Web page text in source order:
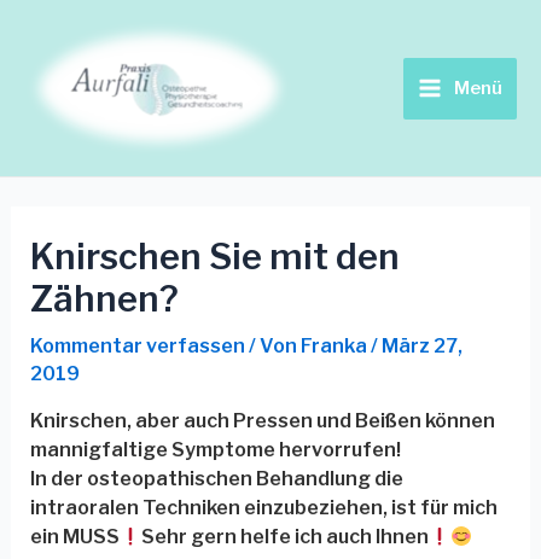
springen
Menu
Menü
Knirschen Sie mit den
Zähnen?
Kommentar verfassen / Von Franka / März 27,
2019
Knirschen, aber auch Pressen und Beißen können
mannigfaltige Symptome hervorrufen!
In der osteopathischen Behandlung die
intraoralen Techniken einzubeziehen, ist für mich
ein MUSS
Sehr gern helfe ich auch Ihnen
Navigation